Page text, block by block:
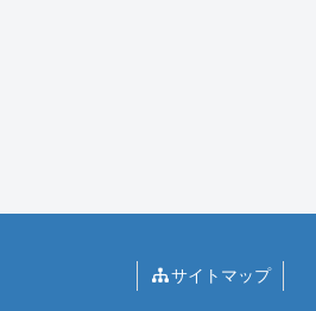
サイトマップ